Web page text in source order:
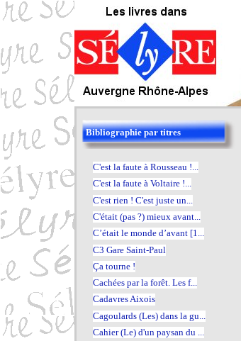
Bibliographie par titres
C'est la faute à Rousseau !...
C'est la faute à Voltaire !...
C'est rien ! C'est juste un...
C'était (pas ?) mieux avant...
C’était le monde d’avant [1...
C3 Gare Saint-Paul
Ça tourne !
Cachées par la forêt. Les f...
Cadavres Aixois
Cagoulards (Les) dans la gu...
Cahier (Le) d'un paysan du ...